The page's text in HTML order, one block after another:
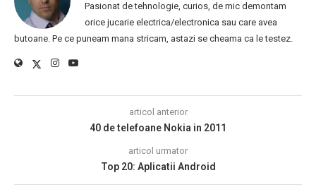
Pasionat de tehnologie, curios, de mic demontam
orice jucarie electrica/electronica sau care avea
butoane. Pe ce puneam mana stricam, astazi se cheama ca le testez.
articol anterior
40 de telefoane Nokia in 2011
articol urmator
Top 20: Aplicatii Android